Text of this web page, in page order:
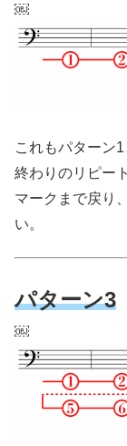
￼
これもパターン1
終わりのリピー
マークまで戻り
い。
パターン3
￼